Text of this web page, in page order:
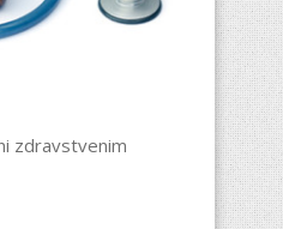
zdravstvenim